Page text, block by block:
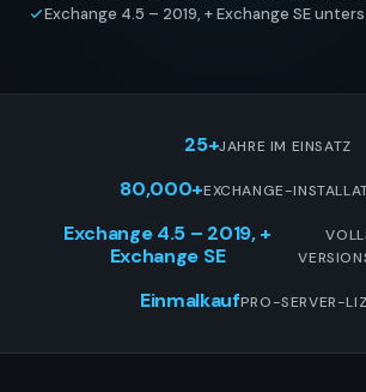
Exchange 4.5 – 2019, + Exchange SE
25+JAHRE IM EINSATZ
80,000+EXCHANGE-
Exchange 4.5 – 2019, +
Exchange SE
EinmalkaufPRO-SERVER-